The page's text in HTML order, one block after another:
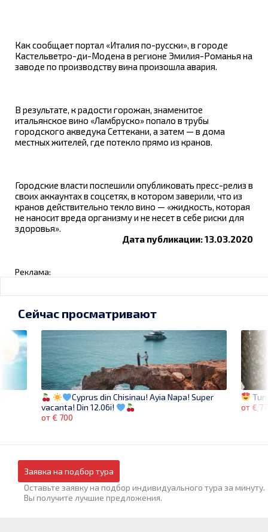
Как сообщает портал «Италия по-русски», в городе
Кастельветро-ди-Модена в регионе Эмилия-Романья на
заводе по производству вина произошла авария.
В результате, к радости горожан, знаменитое
итальянское вино «Ламбруско» попало в трубы
городского акведука Сеттекани, а затем — в дома
местных жителей, где потекло прямо из кранов.
Городские власти поспешили опубликовать пресс-релиз в
своих аккаунтах в соцсетях, в котором заверили, что из
кранов действительно текло вино — «жидкость, которая
не наносит вреда организму и не несет в себе риски для
здоровья».
Дата публикации: 13.03.2020
Реклама:
от €
Сейчас просматривают
Cyprus din Chisinau! Ayia Napa! Super
vacanta! Din 12.06i!
от € 700
Заявка на подбор тура
Оставьте заявку на подбор индивидуального тура за минуту.
Вы получите лучшие предложения.